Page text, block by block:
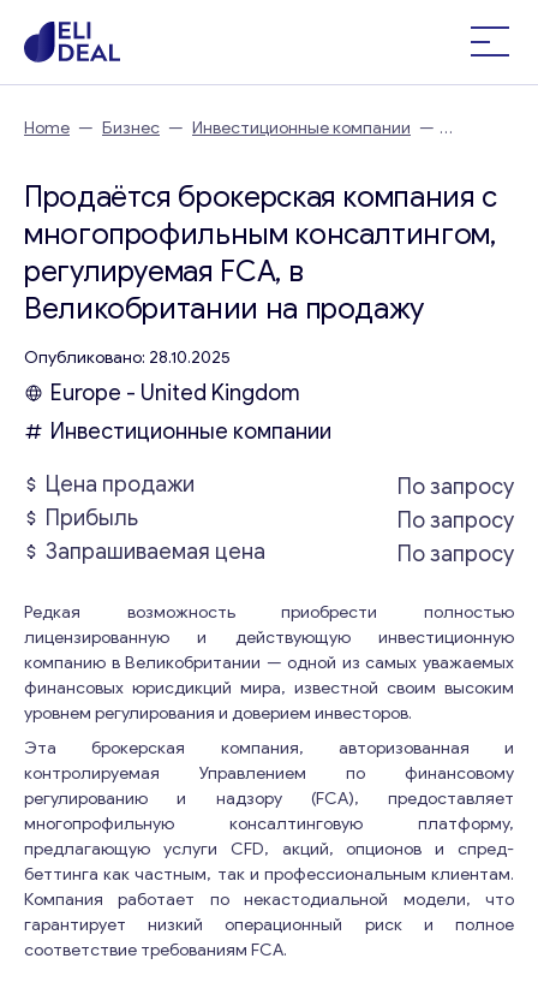
Home — Бизнес — Инвестиционные компании —
Продаётся брокерская компания с
многопрофильным консалтингом,
регулируемая FCA, в
Великобритании на продажу
Опубликовано: 28.10.2025
Europe - United Kingdom
Инвестиционные компании
Цена продажи
По запросу
Прибыль
По запросу
Запрашиваемая цена
По запросу
Редкая возможность приобрести полностью
лицензированную и действующую инвестиционную
компанию в Великобритании — одной из самых уважаемых
финансовых юрисдикций мира, известной своим высоким
уровнем регулирования и доверием инвесторов.
Эта брокерская компания, авторизованная и
контролируемая Управлением по финансовому
регулированию и надзору (FCA), предоставляет
многопрофильную консалтинговую платформу,
предлагающую услуги CFD, акций, опционов и спред-
беттинга как частным, так и профессиональным клиентам.
Компания работает по некастодиальной модели, что
гарантирует низкий операционный риск и полное
соответствие требованиям FCA.